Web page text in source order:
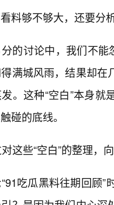
料够不够大，还要分
的讨论中，我们不能
满城风雨，结果却
。这种“空白”本身
碰的底线。
这些“空白”的整理，
吃瓜黑料往期回顾